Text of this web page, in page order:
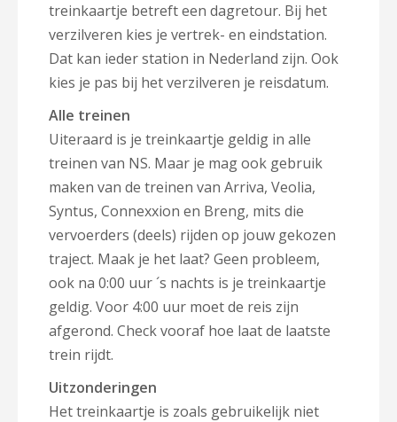
treinkaartje betreft een dagretour. Bij het
verzilveren kies je vertrek- en eindstation.
Dat kan ieder station in Nederland zijn. Ook
kies je pas bij het verzilveren je reisdatum.
Alle treinen
Uiteraard is je treinkaartje geldig in alle
treinen van NS. Maar je mag ook gebruik
maken van de treinen van Arriva, Veolia,
Syntus, Connexxion en Breng, mits die
vervoerders (deels) rijden op jouw gekozen
traject. Maak je het laat? Geen probleem,
ook na 0:00 uur ´s nachts is je treinkaartje
geldig. Voor 4:00 uur moet de reis zijn
afgerond. Check vooraf hoe laat de laatste
trein rijdt.
Uitzonderingen
Het treinkaartje is zoals gebruikelijk niet